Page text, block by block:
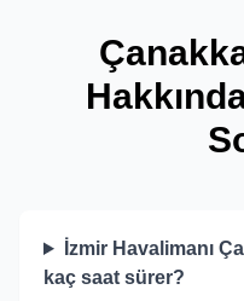
İzmir Havalimanı
kaç saat sürer?